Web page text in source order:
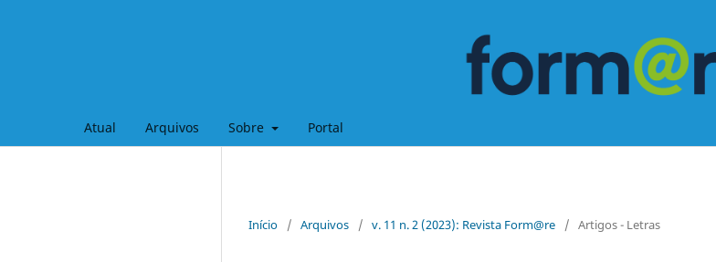
Atual Arquivos Sobre Portal
Início / Arquivos / v. 11 n. 2 (2023): Revista Form@re / Artigos - Letras